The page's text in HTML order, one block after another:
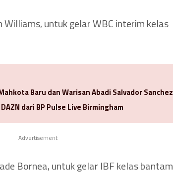
Williams, untuk gelar WBC interim kelas
Baru dan Warisan Abadi Salvador Sanchez
dari BP Pulse Live Birmingham
Advertisement
Bornea, untuk gelar IBF kelas bantam